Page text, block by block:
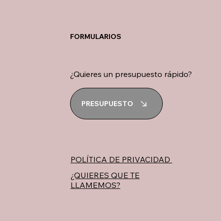
FORMULARIOS
¿Quieres un presupuesto rápido?
PRESUPUESTO
POLÍTICA DE PRIVACIDAD
¿QUIERES QUE TE
LLAMEMOS?